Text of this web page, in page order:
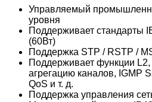
Управляемый
уровня
Поддерживает стандарты
(60Вт)
Поддержка STP / RSTP /
Поддерживает функции
агрегацию каналов, IGMP
QoS и т. д.
Поддержка управления